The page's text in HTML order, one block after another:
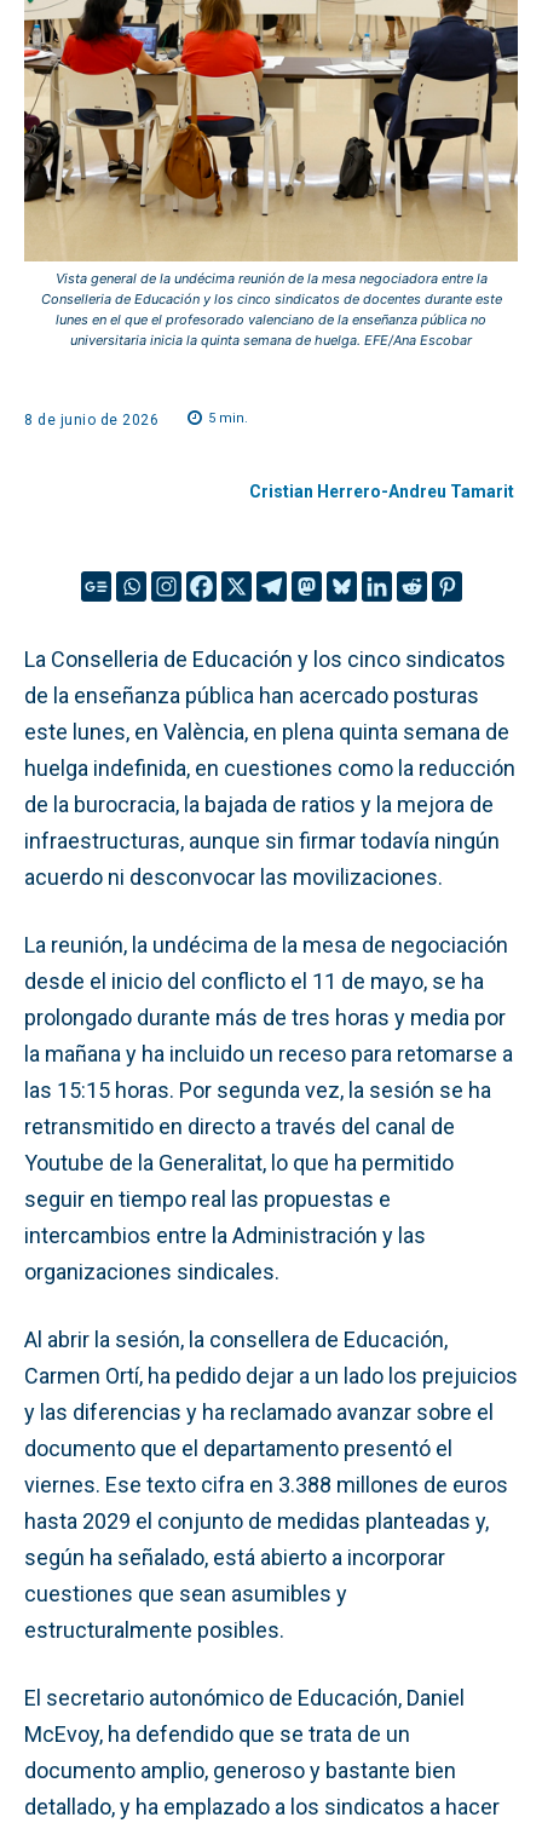
Vista general de la undécima reunión de la mesa negociadora entre la
Conselleria de Educación y los cinco sindicatos de docentes durante este
lunes en el que el profesorado valenciano de la enseñanza pública no
universitaria inicia la quinta semana de huelga. EFE/Ana Escobar
8 de junio de 2026 5 min.
Cristian Herrero-Andreu Tamarit
La Conselleria de Educación y los cinco sindicatos
de la enseñanza pública han acercado posturas
este lunes, en València, en plena quinta semana de
huelga indefinida, en cuestiones como la reducción
de la burocracia, la bajada de ratios y la mejora de
infraestructuras, aunque sin firmar todavía ningún
acuerdo ni desconvocar las movilizaciones.
La reunión, la undécima de la mesa de negociación
desde el inicio del conflicto el 11 de mayo, se ha
prolongado durante más de tres horas y media por
la mañana y ha incluido un receso para retomarse a
las 15:15 horas. Por segunda vez, la sesión se ha
retransmitido en directo a través del canal de
Youtube de la Generalitat, lo que ha permitido
seguir en tiempo real las propuestas e
intercambios entre la Administración y las
organizaciones sindicales.
Al abrir la sesión, la consellera de Educación,
Carmen Ortí, ha pedido dejar a un lado los prejuicios
y las diferencias y ha reclamado avanzar sobre el
documento que el departamento presentó el
viernes. Ese texto cifra en 3.388 millones de euros
hasta 2029 el conjunto de medidas planteadas y,
según ha señalado, está abierto a incorporar
cuestiones que sean asumibles y
estructuralmente posibles.
El secretario autonómico de Educación, Daniel
McEvoy, ha defendido que se trata de un
documento amplio, generoso y bastante bien
detallado, y ha emplazado a los sindicatos a hacer